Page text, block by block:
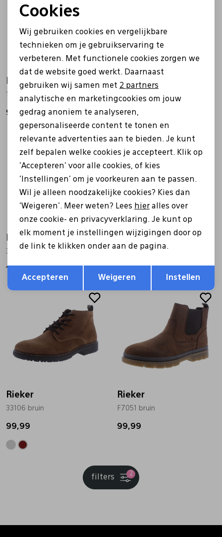
Rieker
13700 bruin
99,99
Rieker
13730-64 bruin
69,99
Rieker
39831 bruin
114,99
Nieuw
Rieker
33180 zwart
Nieuw
Rieker
33106 bruin
99,99
Rieker
F7051 bruin
99,99
2
filters
Noodzakelijke cookies
Analytische cookies
Marketing cookies
Terug Opslaan
Cookies
Wij gebruiken cookies en vergelijkbare
technieken om je gebruikservaring te
verbeteren. Met functionele cookies zorgen we
dat de website goed werkt. Daarnaast
gebruiken wij samen met 2 partners
analytische en marketingcookies om jouw
gedrag anoniem te analyseren,
gepersonaliseerde content te tonen en
relevante advertenties aan te bieden. Je kunt
zelf bepalen welke cookies je accepteert. Klik op
'Accepteren' voor alle cookies, of kies
'Instellingen' om je voorkeuren aan te passen.
Wil je alleen noodzakelijke cookies? Kies dan
'Weigeren'. Meer weten? Lees hier alles over
onze cookie- en privacyverklaring. Je kunt op
elk moment je instellingen wijzigingen door op
de link te klikken onder aan de pagina.
Accepteren Weigeren Instellen